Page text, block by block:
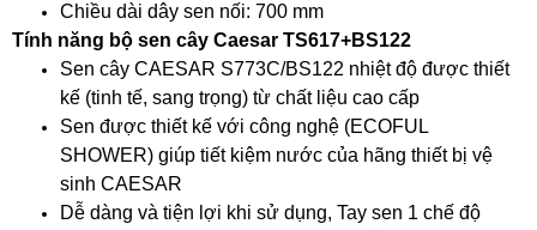
Chiều dài dây sen nối: 700 mm
Tính năng bộ sen cây Caesar TS617+BS122
Sen cây CAESAR S773C/BS122 nhiệt độ được thiết
kế (tinh tế, sang trọng) từ chất liệu cao cấp
Sen được thiết kế với công nghệ (ECOFUL
SHOWER) giúp tiết kiệm nước của hãng thiết bị vệ
sinh CAESAR
Dễ dàng và tiện lợi khi sử dụng, Tay sen 1 chế độ